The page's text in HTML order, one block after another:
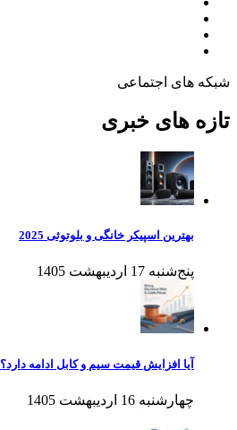
شبکه های اجتماعی
تازه های خبری
بهترین اسپیکر خانگی و بلوتوثی 2025
پنج‌شنبه 17 اردیبهشت 1405
آیا افزایش قیمت سیم و کابل ادامه دارد؟
چهارشنبه 16 اردیبهشت 1405